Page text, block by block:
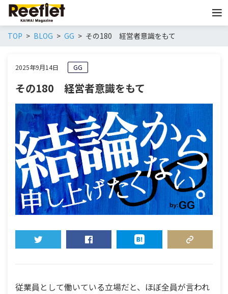
TOP BLOG GG その180 経営者意識をもて
2025年9月14日 GG
その180 経営者意識をもて
従業員として働いている立場だと、ほぼ全員が言われ